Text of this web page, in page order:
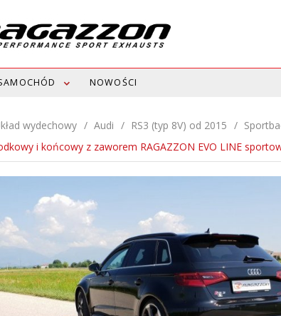
NOWOŚCI
wydechowy Audi RS3 (typ 8V) od 2015
i końcowy z zaworem RAGAZZON EVO LINE